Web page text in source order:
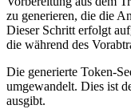
zu generieren, die die
Dieser Schritt erfolgt
die während des
Die generierte Token-
umgewandelt. Dies ist
ausgibt.